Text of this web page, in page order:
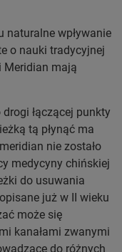
naturalne wpływanie
o nauki tradycyjnej
Meridian mają
łączącej punkty
tą płynąć ma
nie zostało
medycyny chińskiej
do usuwania
już w II wieku
może się
kanałami zwanymi
do różnych